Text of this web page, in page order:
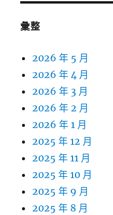
彙整
2026 年 5 月
2026 年 4 月
2026 年 3 月
2026 年 2 月
2026 年 1 月
2025 年 12 月
2025 年 11 月
2025 年 10 月
2025 年 9 月
2025 年 8 月